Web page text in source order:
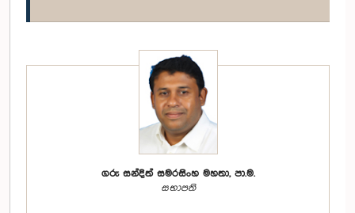
ගරු සන්දිත් සමරසිංහ මහතා, පා.ම.
සභාපති